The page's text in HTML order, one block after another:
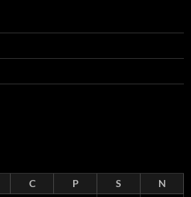
C P S
N